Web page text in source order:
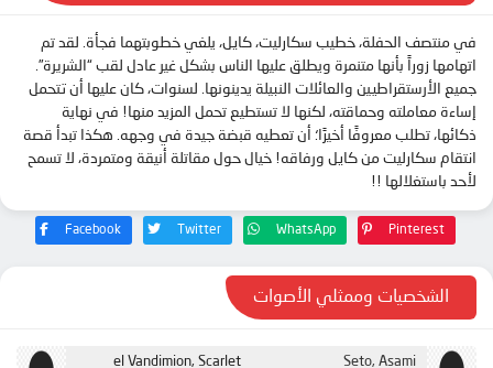
في منتصف الحفلة، خطيب سكارليت، كايل، يلغي خطوبتهما فجأة. لقد تم
اتهامها زوراً بأنها متنمرة ويطلق عليها الناس بشكل غير عادل لقب “الشريرة”.
جميع الأرستقراطيين والعائلات النبيلة يدينونها. لسنوات، كان عليها أن تتحمل
إساءة معاملته وحماقته، لكنها لا تستطيع تحمل المزيد منها! في نهاية
ذكائها، تطلب معروفًا أخيرًا؛ أن تعطيه قبضة جيدة في وجهه. هكذا تبدأ قصة
انتقام سكارليت من كايل ورفاقه! خيال حول مقاتلة أنيقة ومتمردة، لا تسمح
لأحد باستغلالها !!
Facebook Twitter WhatsApp Pinterest
الشخصيات وممثلي الأصوات
el Vandimion, Scarlet Seto, Asami